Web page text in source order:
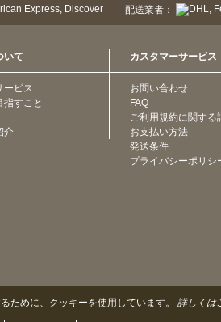
配送業者：
いて
ービス
指すこと
介
カスタマーサービス
お問い合わせ
FAQ
ご利用規約に関する
お支払い方法
発送条件
プライバシーポリシ
ために、クッキーを使用しています。 詳しくは